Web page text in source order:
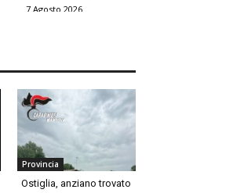
7 Agosto 2026
Provincia
Ostiglia, anziano trovato